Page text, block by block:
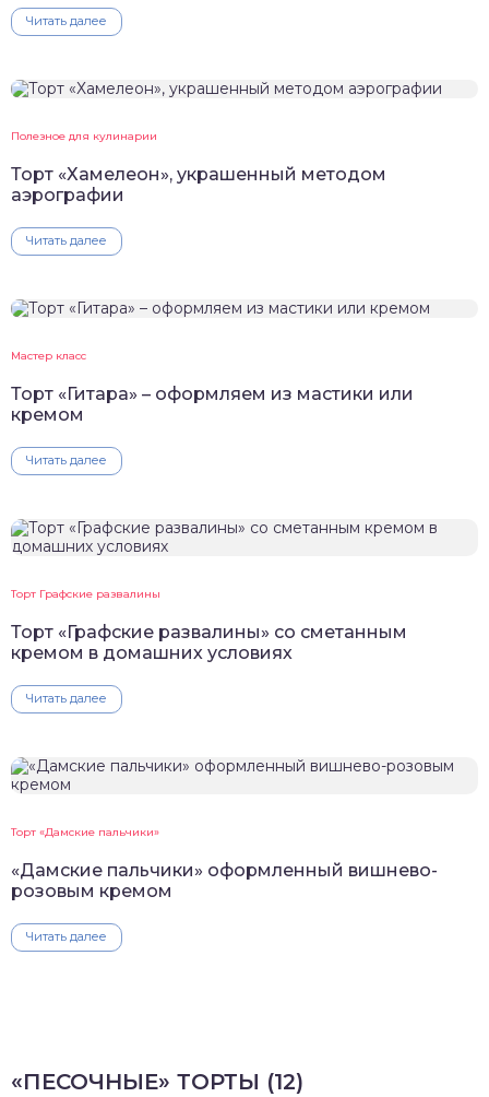
Читать далее
Полезное для кулинарии
Торт «Хамелеон», украшенный методом
аэрографии
Читать далее
Мастер класс
Торт «Гитара» – оформляем из мастики или
кремом
Читать далее
Торт Графские развалины
Торт «Графские развалины» со сметанным
кремом в домашних условиях
Читать далее
Торт «Дамские пальчики»
«Дамские пальчики» оформленный вишнево-
розовым кремом
Читать далее
«ПЕСОЧНЫЕ» ТОРТЫ (12)